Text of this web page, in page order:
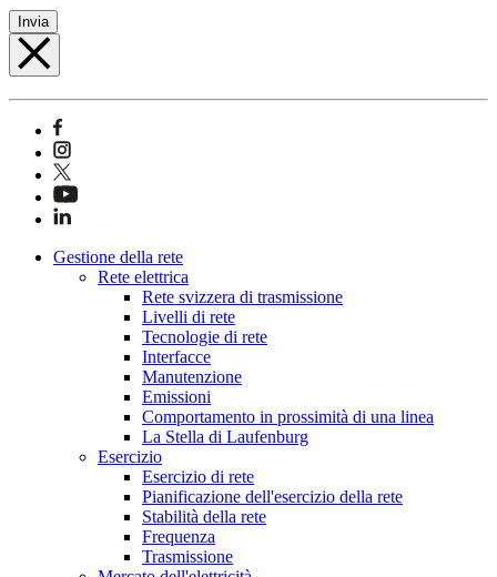
Invia
Gestione della rete
Rete elettrica
Rete svizzera di trasmissione
Livelli di rete
Tecnologie di rete
Interfacce
Manutenzione
Emissioni
Comportamento in prossimità di una linea
La Stella di Laufenburg
Esercizio
Esercizio di rete
Pianificazione dell'esercizio della rete
Stabilità della rete
Frequenza
Trasmissione